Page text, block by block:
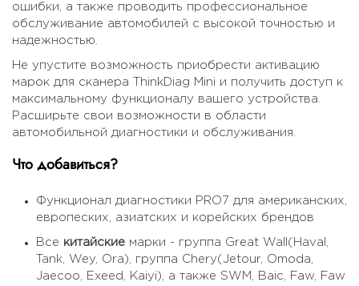
ошибки, а также проводить профессиональное
обслуживание автомобилей с высокой точностью и
надежностью.
Не упустите возможность приобрести активацию
марок для сканера ThinkDiag Mini и получить доступ к
максимальному функционалу вашего устройства.
Расширьте свои возможности в области
автомобильной диагностики и обслуживания.
Что добавиться?
Функционал диагностики PRO7 для американских,
европеских, азиатских и корейских брендов
Все китайские марки - группа Great Wall(Haval,
Tank, Wey, Ora), группа Chery(Jetour, Omoda,
Jaecoo, Exeed, Kaiyi), а также SWM, Baic, Faw, Faw